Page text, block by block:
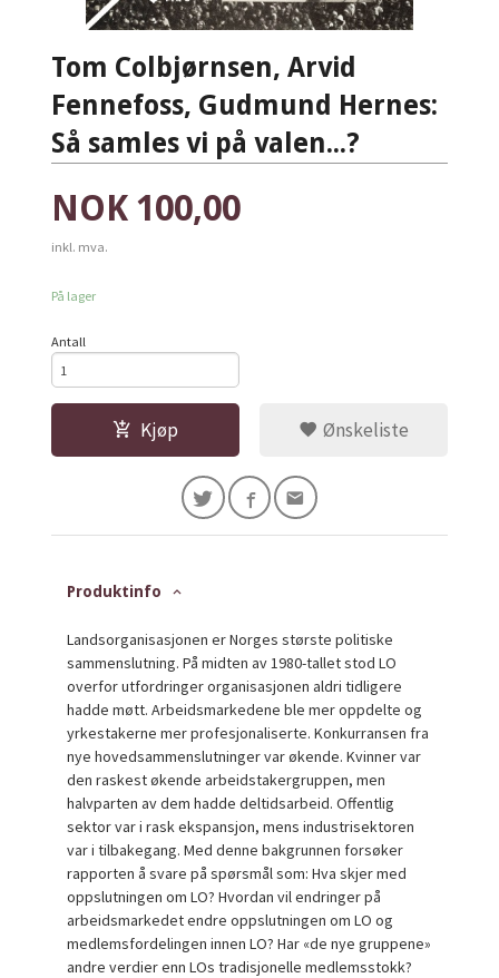
Tom Colbjørnsen, Arvid
Fennefoss, Gudmund Hernes:
Så samles vi på valen...?
Pris
NOK 100,00
inkl. mva.
På lager
Antall
Kjøp Ønskeliste
Produktinfo
Landsorganisasjonen er Norges største politiske
sammenslutning. På midten av 1980-tallet stod LO
overfor utfordringer organisasjonen aldri tidligere
hadde møtt. Arbeidsmarkedene ble mer oppdelte og
yrkestakerne mer profesjonaliserte. Konkurransen fra
nye hovedsammenslutninger var økende. Kvinner var
den raskest økende arbeidstakergruppen, men
halvparten av dem hadde deltidsarbeid. Offentlig
sektor var i rask ekspansjon, mens industrisektoren
var i tilbakegang. Med denne bakgrunnen forsøker
rapporten å svare på spørsmål som: Hva skjer med
oppslutningen om LO? Hvordan vil endringer på
arbeidsmarkedet endre oppslutningen om LO og
medlemsfordelingen innen LO? Har «de nye gruppene»
andre verdier enn LOs tradisjonelle medlemsstokk?